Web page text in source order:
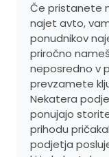
Če pristanete
najet avto,
ponudnikov
priročno
neposredno v
prevzamete
Nekatera
ponujajo
prihodu
podjetja